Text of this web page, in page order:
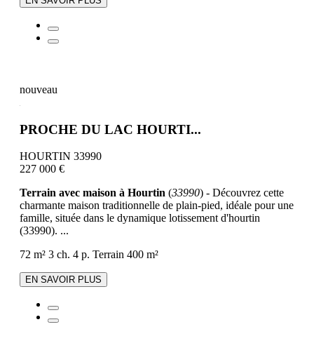
nouveau
PROCHE DU LAC HOURTI...
HOURTIN 33990
227 000 €
Terrain avec maison à Hourtin (33990) - Découvrez cette
charmante maison traditionnelle de plain-pied, idéale pour une
famille, située dans le dynamique lotissement d'hourtin
(33990). ...
72 m² 3 ch. 4 p. Terrain 400 m²
EN SAVOIR PLUS